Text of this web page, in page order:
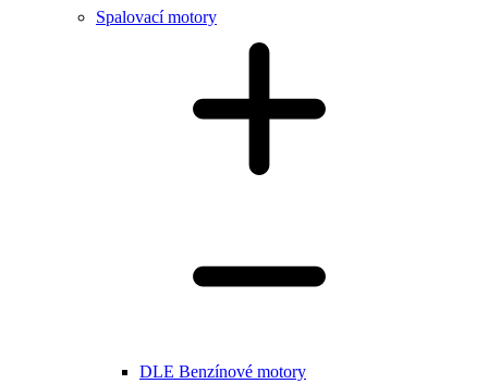
Spalovací motory
DLE Benzínové motory